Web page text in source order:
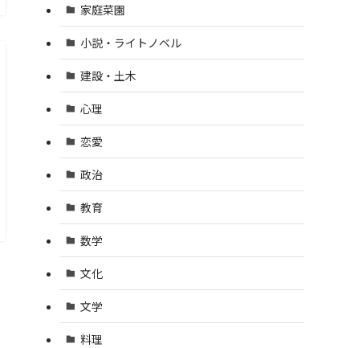
家庭菜園
小説・ライトノベル
建設・土木
心理
恋愛
政治
教育
数学
文化
文学
料理